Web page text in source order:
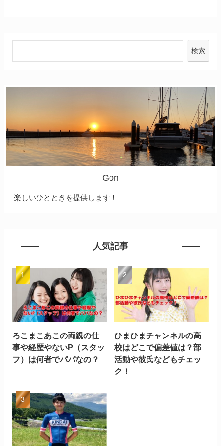
検索
Gon
楽しいひとときを提供します！
人気記事
ろこまこあこの両親の仕
事や経歴やないP（スタッ
フ）は何者でパパなの？
ひまひまチャンネルの高
校はどこで偏差値は？部
活動や彼氏などもチェッ
ク！